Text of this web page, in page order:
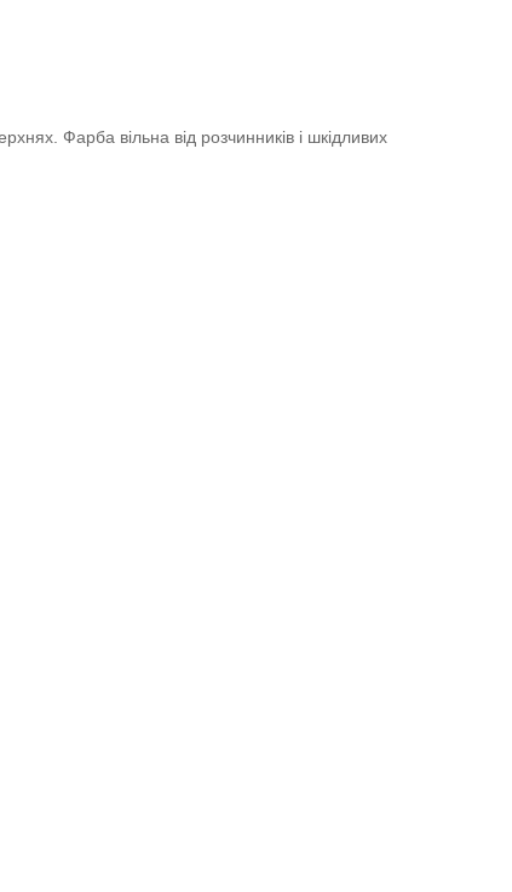
Фарба вільна від розчинників і шкідливих